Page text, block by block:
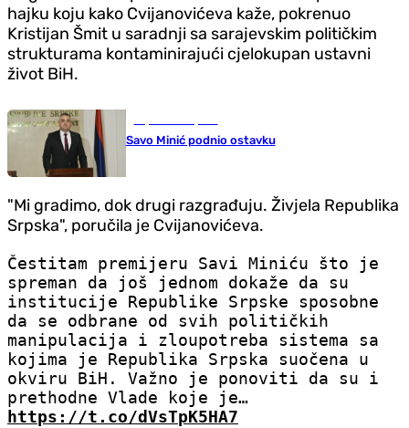
hajku koju kako Cvijanovićeva kaže, pokrenuo
Kristijan Šmit u saradnji sa sarajevskim političkim
strukturama kontaminirajući cjelokupan ustavni
život BiH.
Savo Minić podnio ostavku
"Mi gradimo, dok drugi razgrađuju. Živjela Republika
Srpska", poručila je Cvijanovićeva.
Čestitam premijeru Savi Miniću što je
spreman da još jednom dokaže da su
institucije Republike Srpske sposobne
da se odbrane od svih političkih
manipulacija i zloupotreba sistema sa
kojima je Republika Srpska suočena u
okviru BiH. Važno je ponoviti da su i
prethodne Vlade koje je…
https://t.co/dVsTpK5HA7